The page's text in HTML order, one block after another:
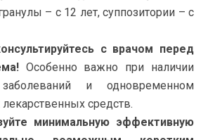
– с 12 лет, суппозитории – с
с врачом перед
Особенно важно при наличии
заболеваний и одновременном
средств.
минимальную эффективную